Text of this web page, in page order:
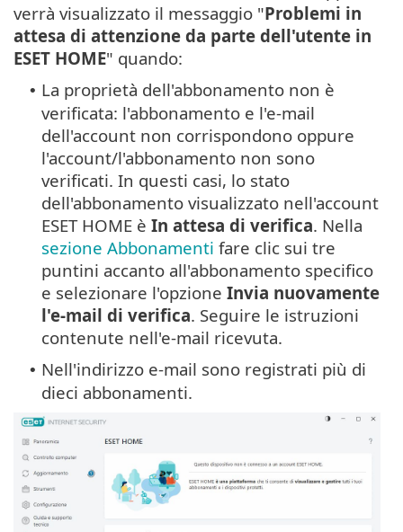
verrà visualizzato il messaggio "Problemi in
attesa di attenzione da parte dell'utente in
ESET HOME" quando:
• La proprietà dell'abbonamento non è
verificata: l'abbonamento e l'e-mail
dell'account non corrispondono oppure
l'account/l'abbonamento non sono
verificati. In questi casi, lo stato
dell'abbonamento visualizzato nell'account
ESET HOME è In attesa di verifica. Nella
sezione Abbonamenti fare clic sui tre
puntini accanto all'abbonamento specifico
e selezionare l'opzione Invia nuovamente
l'e-mail di verifica. Seguire le istruzioni
contenute nell'e-mail ricevuta.
• Nell'indirizzo e-mail sono registrati più di
dieci abbonamenti.